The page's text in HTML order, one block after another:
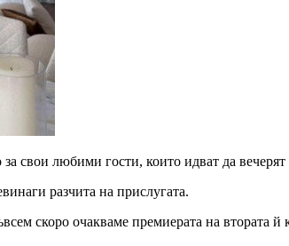
за свои любими гости, които идват да
разчита на прислугата.
скоро очакваме премиерата на